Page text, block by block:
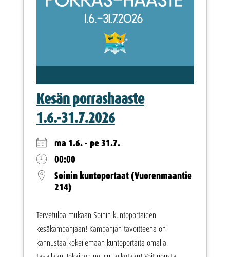
Kesän porrashaaste
1.6.-31.7.2026
ma 1.6. - pe 31.7.
00:00
Soinin kuntoportaat (Vuorenmaantie
214)
Tervetuloa mukaan Soinin kuntoportaiden
kesäkampanjaan! Kampanjan tavoitteena on
kannustaa kokeilemaan kuntoportaita omalla